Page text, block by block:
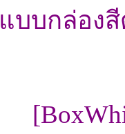
แบบกล่อง